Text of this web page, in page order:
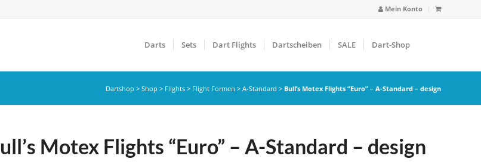
Mein Konto
Darts Sets Dart Flights Dartscheiben SALE Dart-Shop
Dartshop > Shop > Flights > Flight Formen > A-Standard > Bull’s Motex Flights “Euro” – A-Standard – design
Motex Flights “Euro” – A-Standard – design